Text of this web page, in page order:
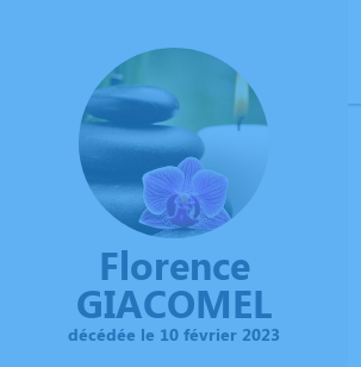
Florence
GIACOMEL
décédée le 10 février 2023